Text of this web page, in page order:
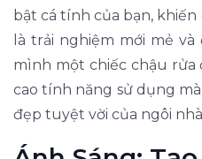
bật cá tính của bạn,
là trải nghiệm mới mẻ
mình một chiếc chậu
cao tính năng sử dụng
đẹp tuyệt vời của ngôi